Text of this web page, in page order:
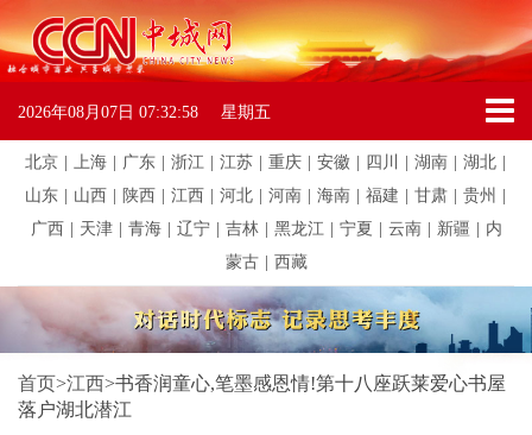
2026年08月07日 07:32:58 星期五
北京 上海 广东 浙江 江苏 重庆 安徽 四川 湖南 湖北
山东
山西 陕西 江西 河北 河南 海南 福建 甘肃 贵州
广西
天津 青海 辽宁 吉林 黑龙江 宁夏 云南 新疆
内
蒙古
西藏
首页>江西>书香润童心,笔墨感恩情!第十八座跃莱爱心书屋
落户湖北潜江